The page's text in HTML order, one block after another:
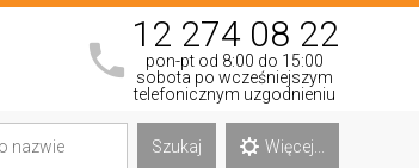
12 274 08 22
pon-pt od 8:00 do 15:00
sobota po wcześniejszym
telefonicznym uzgodnieniu
Szukaj Więcej...